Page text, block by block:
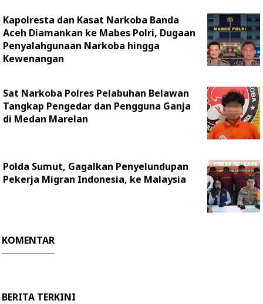
Kapolresta dan Kasat Narkoba Banda
Aceh Diamankan ke Mabes Polri, Dugaan
Penyalahgunaan Narkoba hingga
Kewenangan
Sat Narkoba Polres Pelabuhan Belawan
Tangkap Pengedar dan Pengguna Ganja
di Medan Marelan
Polda Sumut, Gagalkan Penyelundupan
Pekerja Migran Indonesia, ke Malaysia
KOMENTAR
BERITA TERKINI